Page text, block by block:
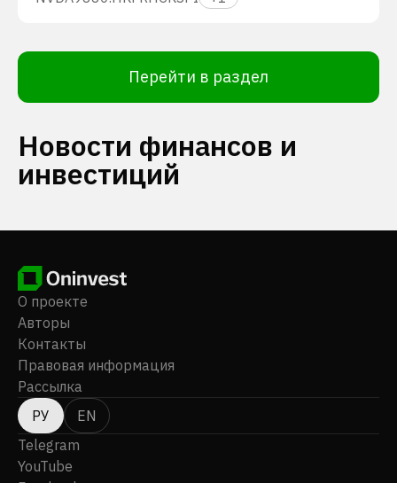
Перейти в раздел
Новости финансов и
инвестиций
О проекте
Авторы
Контакты
Правовая информация
Рассылка
РУ
EN
Telegram
YouTube